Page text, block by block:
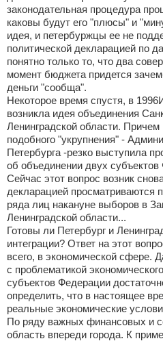
законодательная процедура
каковы будут его "плюсы" и
идея, и петербуржцы ее не
политической декларацией по
понятно только то, что два
момент бюджета придется
деньги "сообща".
Некоторое время спустя, в
возникла идея объединения
Ленинградской области.
подобного "укрупнения" -
Петербурга -резко выступила
об объединении двух
Сейчас этот вопрос возник
декларацией просматриваются
ряда лиц накануне выборов в
Ленинградской области...
Готовы ли Петербург и
интеграции? Ответ на этот
всего, в экономической сфере.
с проблематикой
субъектов Федерации
определить, что в настоящее
реальные экономические
По ряду важных финансовых и
область впереди города. К